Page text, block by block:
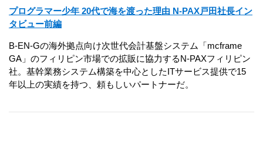
プログラマー少年 20代で海を渡った理由 N-PAX戸田社長イン
タビュー前編
B-EN-Gの海外拠点向け次世代会計基盤システム「mcframe
GA」のフィリピン市場での拡販に協力するN-PAXフィリピン
社。基幹業務システム構築を中心としたITサービス提供で15
年以上の実績を持つ、頼もしいパートナーだ。